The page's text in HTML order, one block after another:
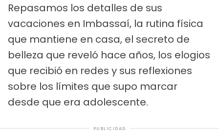
Repasamos los detalles de sus
vacaciones en Imbassaí, la rutina física
que mantiene en casa, el secreto de
belleza que reveló hace años, los elogios
que recibió en redes y sus reflexiones
sobre los límites que supo marcar
desde que era adolescente.
PUBLICIDAD